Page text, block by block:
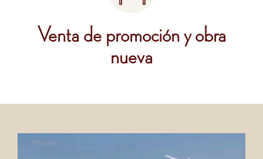
Venta de promoción y obra
nueva